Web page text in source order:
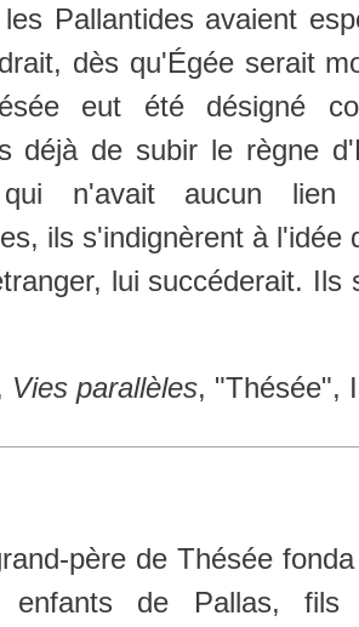
Pallantides avaient
dès qu'Égée serait
eut été désigné
déjà de subir le règne
qui n'avait aucun
ils s'indignèrent à l'idée
lui succéderait. Ils
Vies parallèles, "Thésée",
père de Thésée
enfants de Pallas,